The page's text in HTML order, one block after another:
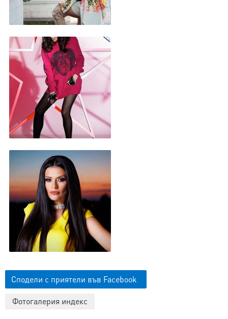
Сподели с приятели във Facebook
Фотогалерия индекс